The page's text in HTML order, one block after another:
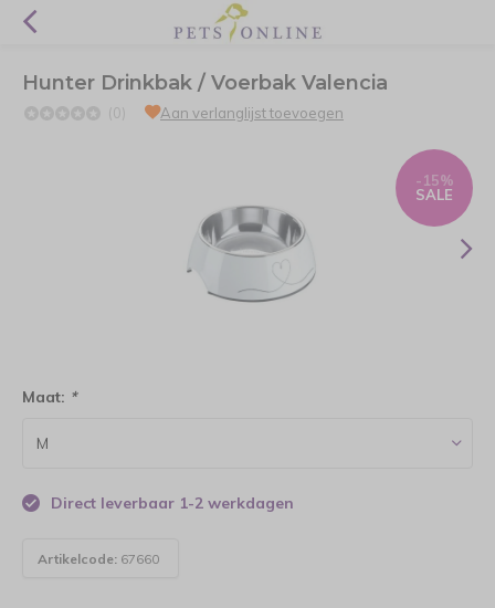
Hunter Drinkbak / Voerbak Valencia
(0) Aan verlanglijst toevoegen
-15%
SALE
Maat: *
Direct leverbaar 1-2 werkdagen
Artikelcode: 67660